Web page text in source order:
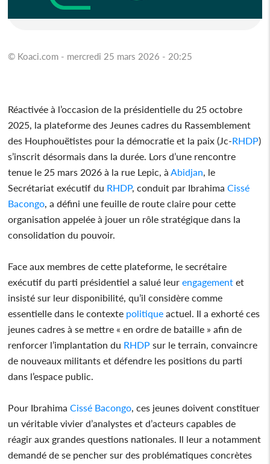
© Koaci.com - mercredi 25 mars 2026 - 20:25
Réactivée à l’occasion de la présidentielle du 25 octobre
2025, la plateforme des Jeunes cadres du Rassemblement
des Houphouëtistes pour la démocratie et la paix (Jc-RHDP)
s’inscrit désormais dans la durée. Lors d’une rencontre
tenue le 25 mars 2026 à la rue Lepic, à Abidjan , le
Secrétariat exécutif du RHDP, conduit par Ibrahima Cissé
Bacongo , a défini une feuille de route claire pour cette
organisation appelée à jouer un rôle stratégique dans la
consolidation du pouvoir.
Face aux membres de cette plateforme, le secrétaire
exécutif du parti présidentiel a salué leur engagement et
insisté sur leur disponibilité, qu’il considère comme
essentielle dans le contexte politique actuel. Il a exhorté ces
jeunes cadres à se mettre « en ordre de bataille » afin de
renforcer l’implantation du RHDP sur le terrain, convaincre
de nouveaux militants et défendre les positions du parti
dans l’espace public.
Pour Ibrahima Cissé Bacongo , ces jeunes doivent constituer
un véritable vivier d’analystes et d’acteurs capables de
réagir aux grandes questions nationales. Il leur a notamment
demandé de se pencher sur des problématiques concrètes